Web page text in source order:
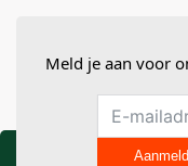
Je waardering*
Je beoordeling*
Meld je aan voor